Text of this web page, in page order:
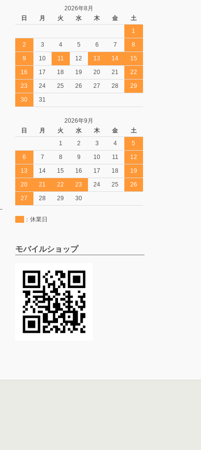
2026年8月
日
月 火 水 木 金
土
1
2
3 4 5 6 7
8
9
10 11 12 13 14
15
16
17 18 19 20 21
22
23
24 25 26 27 28
29
30
31
2026年9月
日
月 火 水 木 金
土
1
2 3 4
5
6
7 8 9 10 11
12
13
14 15 16 17 18
19
20
21 22 23 24 25
26
27
28 29 30
：休業日
モバイルショップ